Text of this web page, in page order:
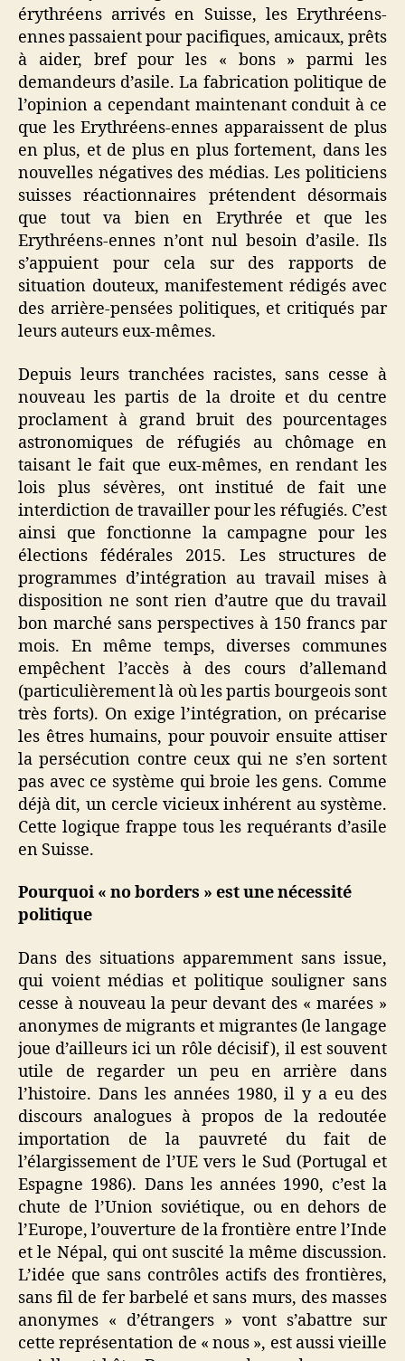
érythréens arrivés en Suisse, les Erythréens-
ennes passaient pour pacifiques, amicaux, prêts
à aider, bref pour les « bons » parmi les
demandeurs d’asile. La fabrication politique de
l’opinion a cependant maintenant conduit à ce
que les Erythréens-ennes apparaissent de plus
en plus, et de plus en plus fortement, dans les
nouvelles négatives des médias. Les politiciens
suisses réactionnaires prétendent désormais
que tout va bien en Erythrée et que les
Erythréens-ennes n’ont nul besoin d’asile. Ils
s’appuient pour cela sur des rapports de
situation douteux, manifestement rédigés avec
des arrière-pensées politiques, et critiqués par
leurs auteurs eux-mêmes.
Depuis leurs tranchées racistes, sans cesse à
nouveau les partis de la droite et du centre
proclament à grand bruit des pourcentages
astronomiques de réfugiés au chômage en
taisant le fait que eux-mêmes, en rendant les
lois plus sévères, ont institué de fait une
interdiction de travailler pour les réfugiés. C’est
ainsi que fonctionne la campagne pour les
élections fédérales 2015. Les structures de
programmes d’intégration au travail mises à
disposition ne sont rien d’autre que du travail
bon marché sans perspectives à 150 francs par
mois. En même temps, diverses communes
empêchent l’accès à des cours d’allemand
(particulièrement là où les partis bourgeois sont
très forts). On exige l’intégration, on précarise
les êtres humains, pour pouvoir ensuite attiser
la persécution contre ceux qui ne s’en sortent
pas avec ce système qui broie les gens. Comme
déjà dit, un cercle vicieux inhérent au système.
Cette logique frappe tous les requérants d’asile
en Suisse.
Pourquoi « no borders » est une nécessité
politique
Dans des situations apparemment sans issue,
qui voient médias et politique souligner sans
cesse à nouveau la peur devant des « marées »
anonymes de migrants et migrantes (le langage
joue d’ailleurs ici un rôle décisif), il est souvent
utile de regarder un peu en arrière dans
l’histoire. Dans les années 1980, il y a eu des
discours analogues à propos de la redoutée
importation de la pauvreté du fait de
l’élargissement de l’UE vers le Sud (Portugal et
Espagne 1986). Dans les années 1990, c’est la
chute de l’Union soviétique, ou en dehors de
l’Europe, l’ouverture de la frontière entre l’Inde
et le Népal, qui ont suscité la même discussion.
L’idée que sans contrôles actifs des frontières,
sans fil de fer barbelé et sans murs, des masses
anonymes « d’étrangers » vont s’abattre sur
cette représentation de « nous », est aussi vieille